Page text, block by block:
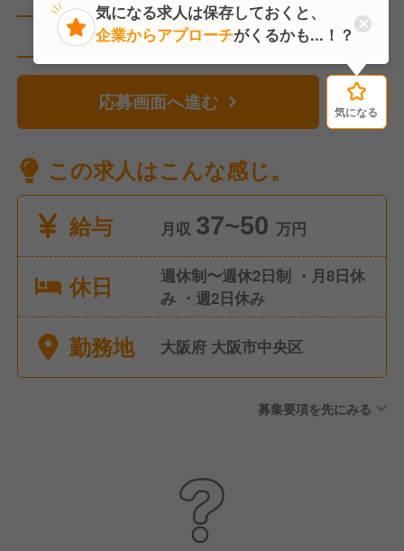
直近3人がこの求人を検討中
応募画面へ進む 気になる
この求人はこんな感じ。
給与
月収 37~50 万円
休日
週休制〜週休2日制 ・月8日休
み ・週2日休み
勤務地 大阪府 大阪市中央区
募集要項を先にみる
気になる
気になる求人は保存しておくと、
企業からアプローチがくるかも...！？